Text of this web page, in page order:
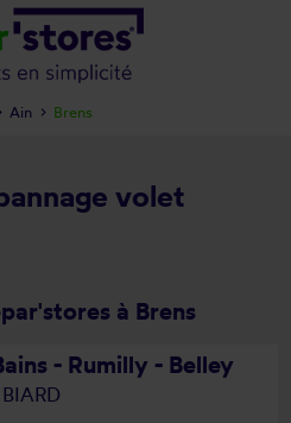
volet
à Brens
- Rumilly - Belley
Ain Brens